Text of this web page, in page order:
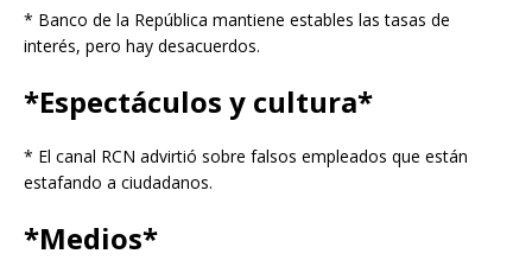
* Banco de la República mantiene estables las tasas de
interés, pero hay desacuerdos.
*Espectáculos y cultura*
* El canal RCN advirtió sobre falsos empleados que están
estafando a ciudadanos.
*Medios*